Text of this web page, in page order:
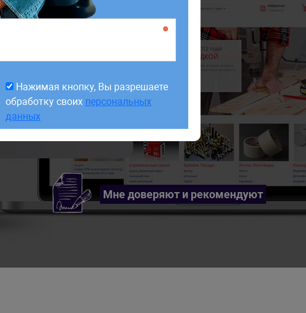
Мне доверяют и рекомендуют
Нажимая кнопку, Вы разрешаете
данных
Нажимая кнопку, Вы разрешаете
обработку своих персональных
данных